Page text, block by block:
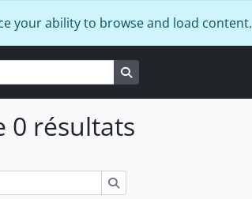
your ability to browse and load content.
0 résultats